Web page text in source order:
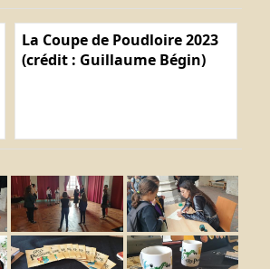
La Coupe de Poudloire 2023
(crédit : Guillaume Bégin)